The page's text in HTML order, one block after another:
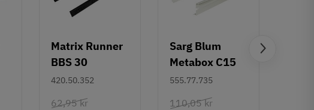
Matrix Runner
BBS 30
kugleudtræk -
420.50.352
62,95 kr
Sarg Blum
Metabox C15
320 M - højde
555.77.735
110,05 kr